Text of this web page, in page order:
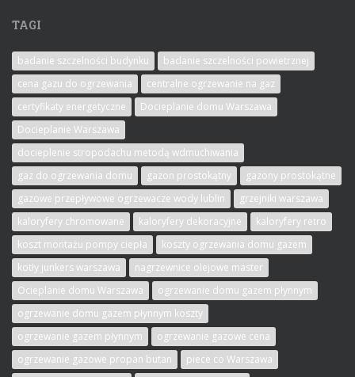
TAGI
badanie szczelności budynku
badanie szczelności powietrznej
cena gazu do ogrzewania
centralne ogrzewanie na gaz
certyfikaty energetyczne
Docieplanie domu Warszawa
Docieplanie Warszawa
docieplenie stropodachu metodą wdmuchiwania
gaz do ogrzewania domu
gazon prostokątny
gazony prostokątne
gazowe przepływowe ogrzewacze wody lublin
grzejniki warszawa
kaloryfery chromowane
kaloryfery dekoracyjne
kaloryfery retro
koszt montażu pompy ciepła
koszty ogrzewania domu gazem
kotły junkers warszawa
nagrzewnice olejowe master
Ocieplanie domu Warszawa
ogrzewanie domu gazem płynnym
ogrzewanie domu gazem płynnym koszty
ogrzewanie gazem płynnym
ogrzewanie gazowe cena
ogrzewanie gazowe propan butan
piece co Warszawa